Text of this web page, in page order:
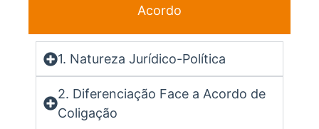
Acordo
1. Natureza Jurídico-Política
2. Diferenciação Face a Acordo de
Coligação